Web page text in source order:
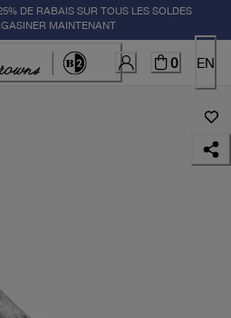
DE RABAIS SUR TOUS LES SOLDES
MAINTENANT
0 EN